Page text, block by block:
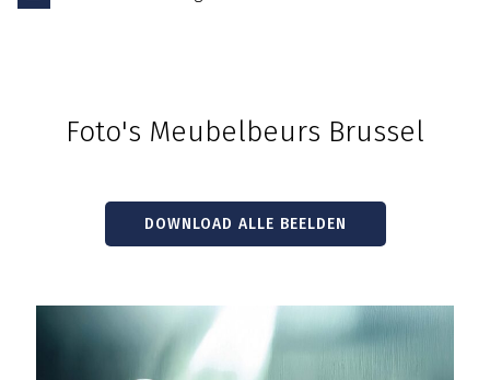
Foto's Meubelbeurs Brussel
DOWNLOAD ALLE BEELDEN